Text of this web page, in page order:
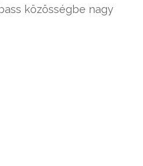
közösségbe nagy